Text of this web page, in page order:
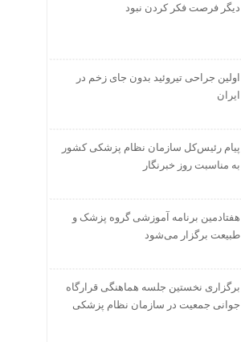
دیگر فرصت فکر کردن نبود
اولین جراحی تیروئید بدون جای زخم در
ایران
پیام رئیس‌کل سازمان نظام پزشکی کشور
به مناسبت روز خبرنگار
هفتادمین برنامه آموزشی گروه پزشک و
طبیعت برگزار می‌شود
برگزاری نخستین جلسه هماهنگی قرارگاه
جوانی جمعیت در سازمان نظام پزشکی